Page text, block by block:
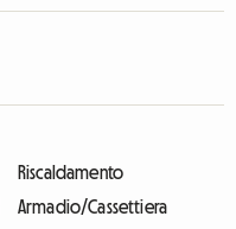
Riscaldamento
Armadio/Cassettiera